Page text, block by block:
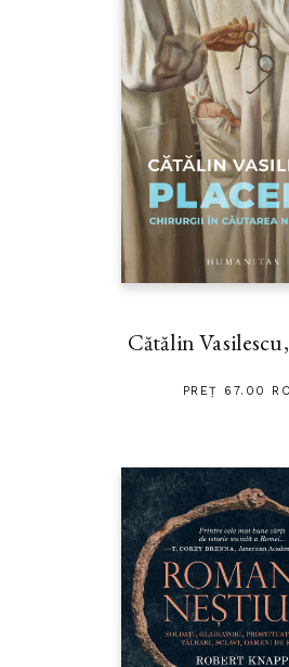
Cătălin Vasilescu,
PREȚ 67.00